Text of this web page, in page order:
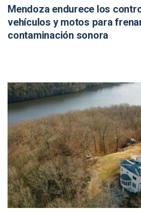
Mendoza endurece los
vehículos y motos para
contaminación sonora